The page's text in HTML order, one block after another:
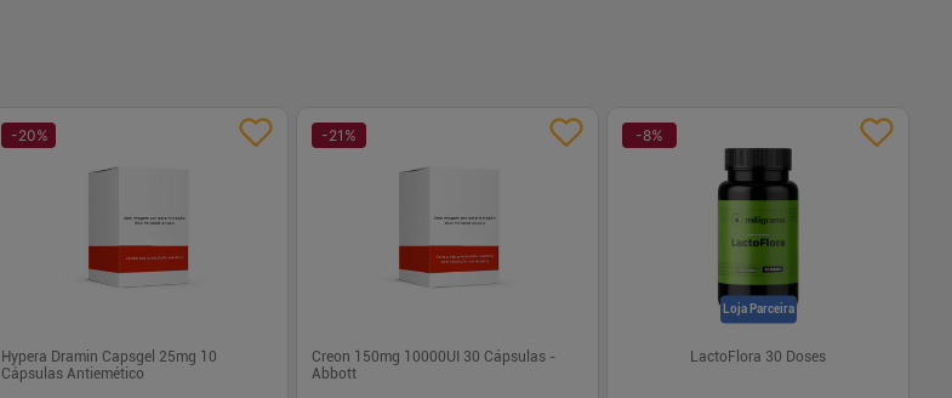
-20%
Hypera Dramin Capsgel 25mg 10
Cápsulas Antiemético
-21 %
Creon 150mg 10000UI 30 Cápsulas -
Abbott
Loja Parceira
-8%
LactoFlora 30 Doses